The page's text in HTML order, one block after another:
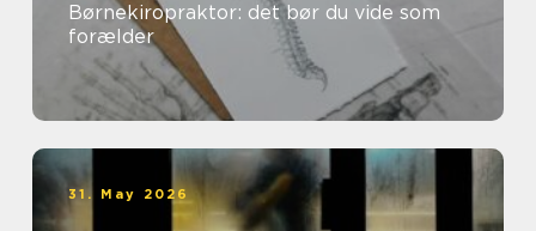
Børnekiropraktor: det bør du vide som
forælder
31. May 2026